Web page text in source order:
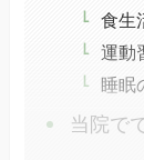
食生
運動
睡眠
当院で